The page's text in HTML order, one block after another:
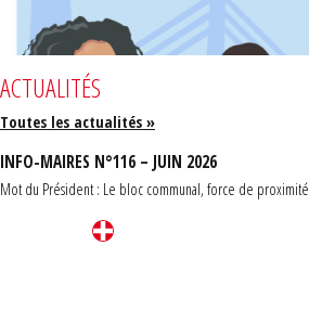
ACTUALITÉS
Toutes les actualités »
INFO-MAIRES N°116 – JUIN 2026
Mot du Président : Le bloc communal, force de